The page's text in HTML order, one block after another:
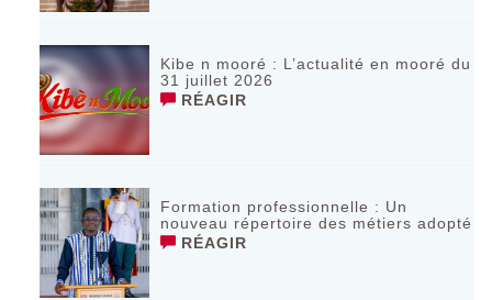
Kibe n mooré : L’actualité en mooré du
31 juillet 2026
RÉAGIR
Formation professionnelle : Un
nouveau répertoire des métiers adopté
RÉAGIR